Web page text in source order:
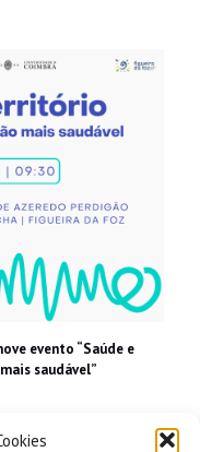
evento “Saúde e
saudável”